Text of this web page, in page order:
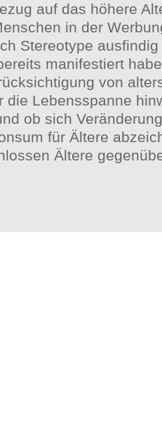
auf das höhere
in der
Stereotype
manifestiert
von
die Lebensspanne
ob sich
für Ältere
Ältere